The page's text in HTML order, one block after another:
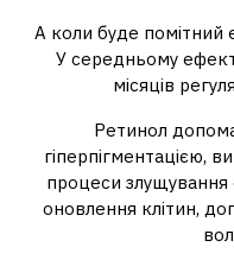
А коли буде помітний
У середньому
місяців
Ретинол
гіперпігментацією,
процеси злущування
оновлення клітин,